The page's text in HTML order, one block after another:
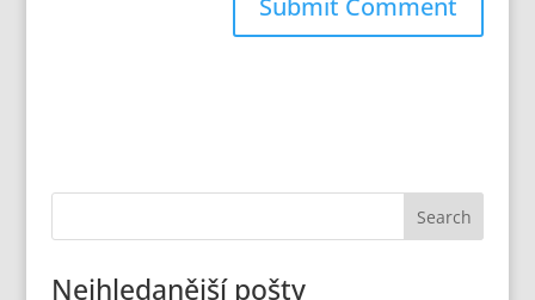
Nejhledanější pošty